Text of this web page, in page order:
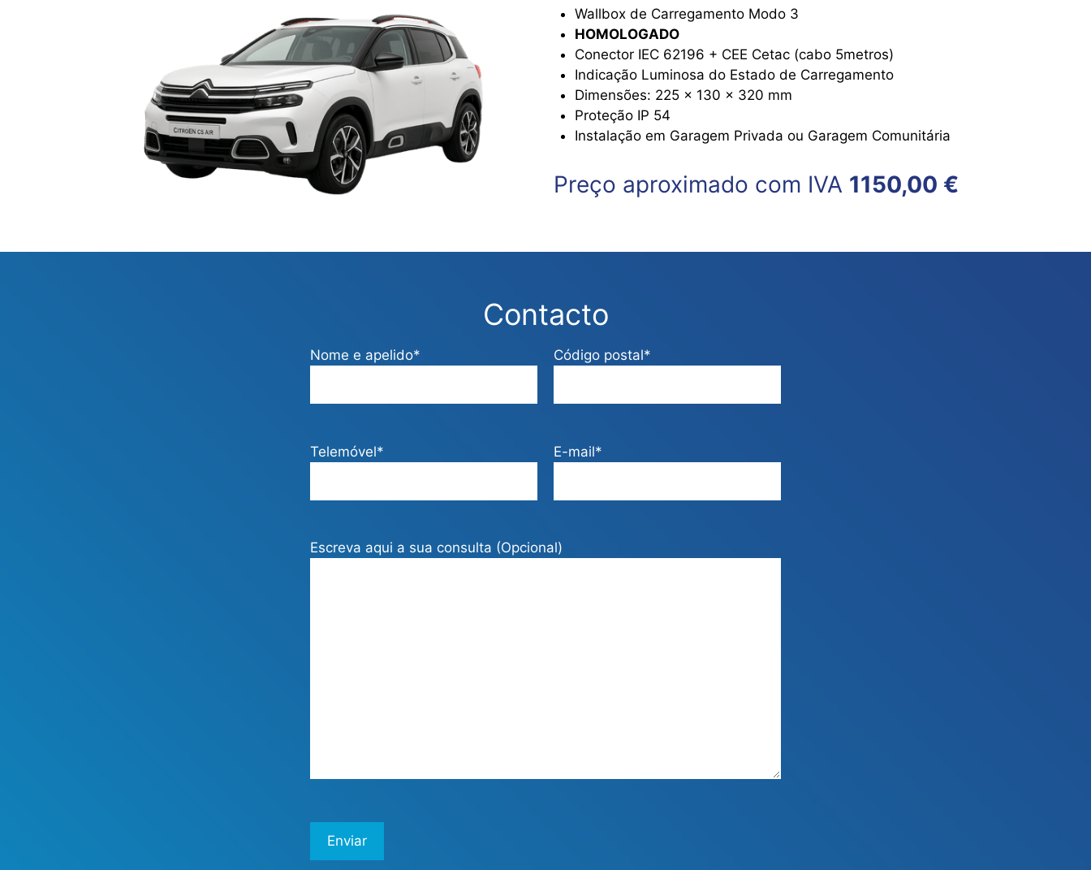
Wallbox de Carregamento Modo 3
HOMOLOGADO
Conector IEC 62196 + CEE Cetac (cabo 5metros)
Indicação Luminosa do Estado de Carregamento
Dimensões: 225 x 130 x 320 mm
Proteção IP 54
Instalação em Garagem Privada ou Garagem Comunitária
Preço aproximado com IVA 1150,00 €
Contacto
Nome e apelido* Código postal*
Telemóvel* E-mail*
Escreva aqui a sua consulta (Opcional)